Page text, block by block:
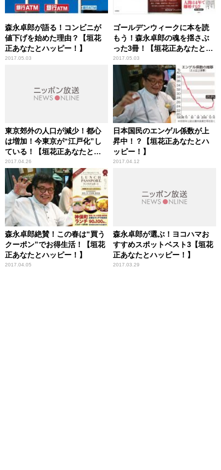
森永卓郎が語る！コンビニが
値下げを始めた理由？【垣花
正あなたとハッピー！】
2017.05.03
ゴールデンウィークに本を読
もう！森永卓郎の魂を揺さぶ
った3冊！【垣花正あなたとハ
ッピー！】
2017.05.03
東京郊外の人口が減少！都心
は増加！今東京が“江戸化”し
ている！【垣花正あなたとハ
ッピー！】
2017.04.26
日本国民のエンゲル係数が上
昇中！？【垣花正あなたとハ
ッピー！】
2017.04.12
森永卓郎絶賛！この春は“買う
クーポン”でお得生活！【垣花
正あなたとハッピー！】
2017.04.05
森永卓郎が選ぶ！ヨコハマお
すすめスポットベスト3【垣花
正あなたとハッピー！】
2017.03.29